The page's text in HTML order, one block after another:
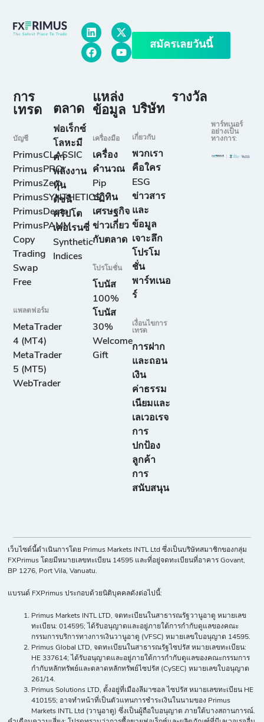
สมัครเลยวันนี้
การ
เทรด
บัญชี
PrimusCLASSIC
PrimusPRO
PrimusZero
PrimusSYNTHETICS
PrimusDemo
PrimusPAMM
Copy
Trading
Swap
Free
แพลตฟอร์ม
MetaTrader
4 (MT4)
MetaTrader
5 (MT5)
WebTrader
ตลาด
ฟอเร็กซ์
โลหะมี
ค่า
พลังงาน
หุ้น
ดัชนี
คริปโต
เคอเรนซี่
Synthetic
Indices
แหล่ง
ข้อมูล
เครื่องมือ
เครื่อง
คำนวณ
Pip
ปฏิทิน
เศรษฐกิจ
ข่าวเกี่ยว
กับตลาด
โปรโมชั่น
โบนัส
100%
โบนัส
30%
Welcome
Gift
บริษัท
เกี่ยวกับ
พวกเรา
คือใคร
ESG
ข่าวสาร
และ
ข้อมูล
เจาะลึก
โปรโม
ชั่น
พาร์ทเนอ
ร์
เงื่อนไขการ
เทรด
การฝาก
และถอน
เงิน
ค่าธรรม
เนียมและ
เลเวอเรจ
การ
ปกป้อง
ลูกค้า
การ
สนับสนุน
รางวัล
พาร์ทเนอร์
อย่างเป็น
ทางการ:
เว็บไซต์นี้ดำเนินการโดย Primus Markets INTL Ltd ซึ่งเป็นบริษัทสมาชิกของกลุ่ม
FXPrimus โดยมีหมายเลขทะเบียน 14595 และที่อยู่จดทะเบียนที่อาคาร Govant,
BP 1276, Port Vila, Vanuatu.
แบรนด์ FXPrimus ประกอบด้วยนิติบุคคลดังต่อไปนี้:
Primus Markets INTL LTD, จดทะเบียนในสาธารณรัฐวานูอาตู หมายเลข
ทะเบียน: 014595; ได้รับอนุญาตและอยู่ภายใต้การกำกับดูแลของคณะ
กรรมการบริการทางการเงินวานูอาตู (VFSC) หมายเลขใบอนุญาต 14595.
Primus Global LTD, จดทะเบียนในสาธารณรัฐไซปรัส หมายเลขทะเบียน:
HE 337614; ได้รับอนุญาตและอยู่ภายใต้การกำกับดูแลของคณะกรรมการ
กำกับหลักทรัพย์และตลาดหลักทรัพย์ไซปรัส (CySEC) หมายเลขใบอนุญาต
261/14.
Primus Solutions LTD, ตั้งอยู่ที่เมืองลีมาซอล ไซปรัส หมายเลขทะเบียน HE
410155; อาจทำหน้าที่เป็นตัวแทนการชำระเงินในนามของ Primus
Markets INTL Ltd (วานูอาตู) ซึ่งเป็นผู้ถือใบอนุญาต ภายใต้บางสถานการณ์.